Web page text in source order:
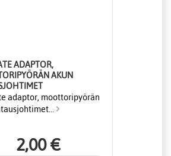
ADAPTOR,
AKUN
adaptor, moottoripyörän
2,00 €